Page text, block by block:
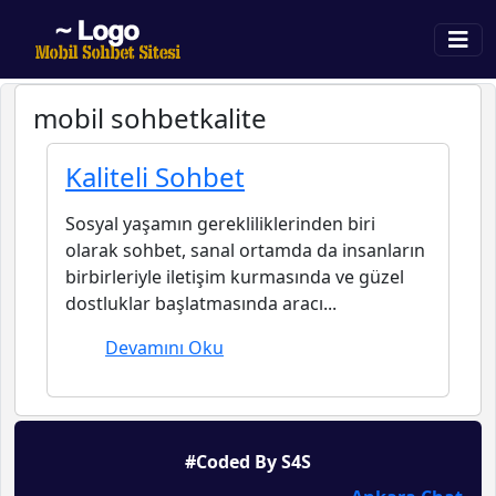
mobil sohbetkalite
Kaliteli Sohbet
Sosyal yaşamın gerekliliklerinden biri
olarak sohbet, sanal ortamda da insanların
birbirleriyle iletişim kurmasında ve güzel
dostluklar başlatmasında aracı...
Devamını Oku
#Coded By S4S